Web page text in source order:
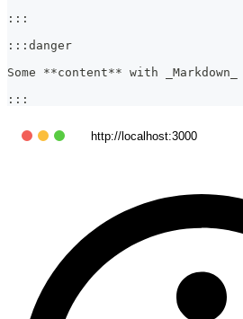
:::
:::danger
Some **content** with Markdown
:::
http://localhost:3000